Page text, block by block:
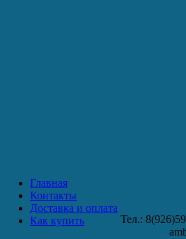
Главная
Контакты
Доставка и оплата
Как купить
Тел.: